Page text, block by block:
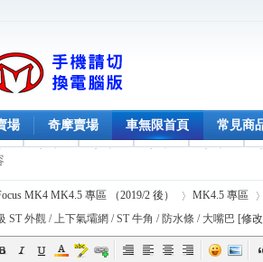
場 奇摩賣場 車無限首頁 常見商
MK4 MK4.5 專區 （2019/2 後） MK4.5 專區
ST 外觀 / 上下氣壩網 / ST 牛角 / 防水條 / 大嘴巴 [修改